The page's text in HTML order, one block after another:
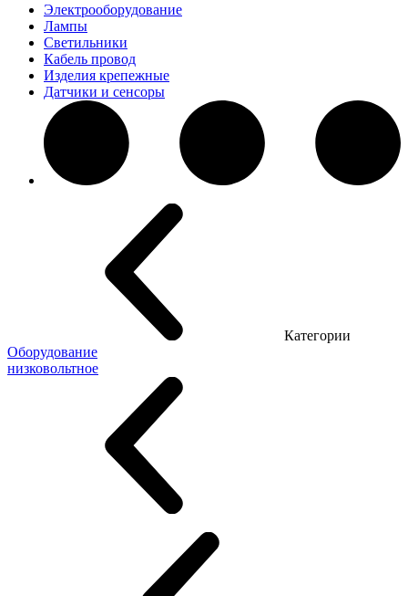
Электрооборудование
Лампы
Светильники
Кабель провод
Изделия крепежные
Датчики и сенсоры
Категории
Оборудование
низковольтное